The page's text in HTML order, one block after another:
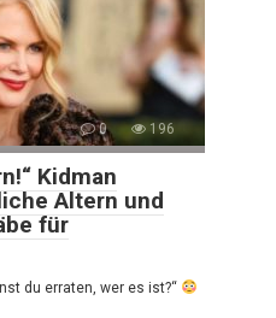
0 196
Kidman
Altern und
für
du erraten, wer es ist?“